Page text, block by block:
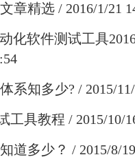
章精选 / 2016/1/21
化软件测试工具
系知多少? / 2015/
工具教程 / 2015/10/
道多少？ / 2015/8/